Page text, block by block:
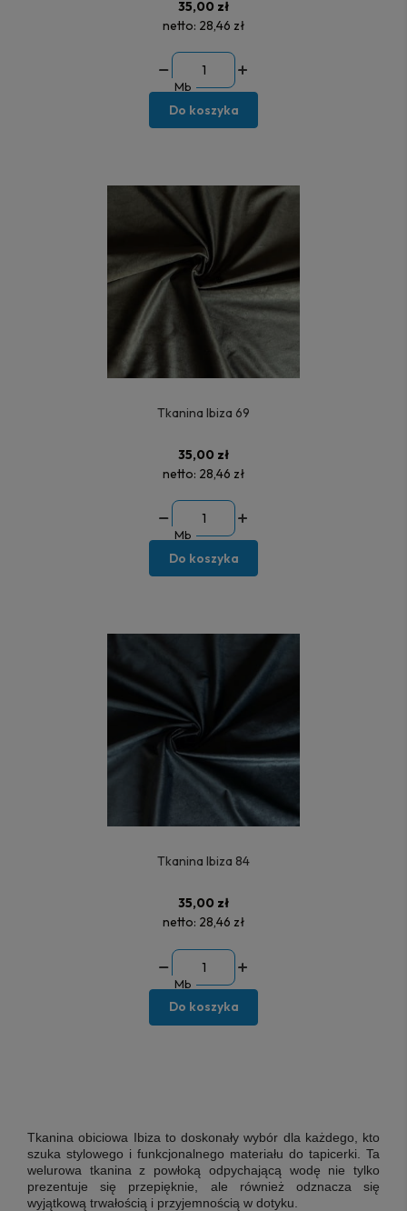
35,00 zł
netto: 28,46 zł
Mb
Do koszyka
Tkanina Ibiza 69
35,00 zł
netto: 28,46 zł
Mb
Do koszyka
Tkanina Ibiza 84
35,00 zł
netto: 28,46 zł
Mb
Do koszyka
Tkanina obiciowa Ibiza to doskonały wybór dla każdego, kto
szuka stylowego i funkcjonalnego materiału do tapicerki. Ta
welurowa tkanina z powłoką odpychającą wodę nie tylko
prezentuje się przepięknie, ale również odznacza się
wyjątkową trwałością i przyjemnością w dotyku.